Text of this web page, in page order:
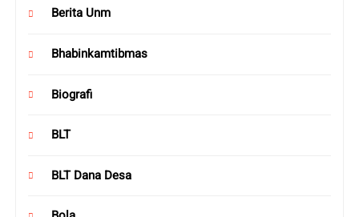
Berita Unm
Bhabinkamtibmas
Biografi
BLT
BLT Dana Desa